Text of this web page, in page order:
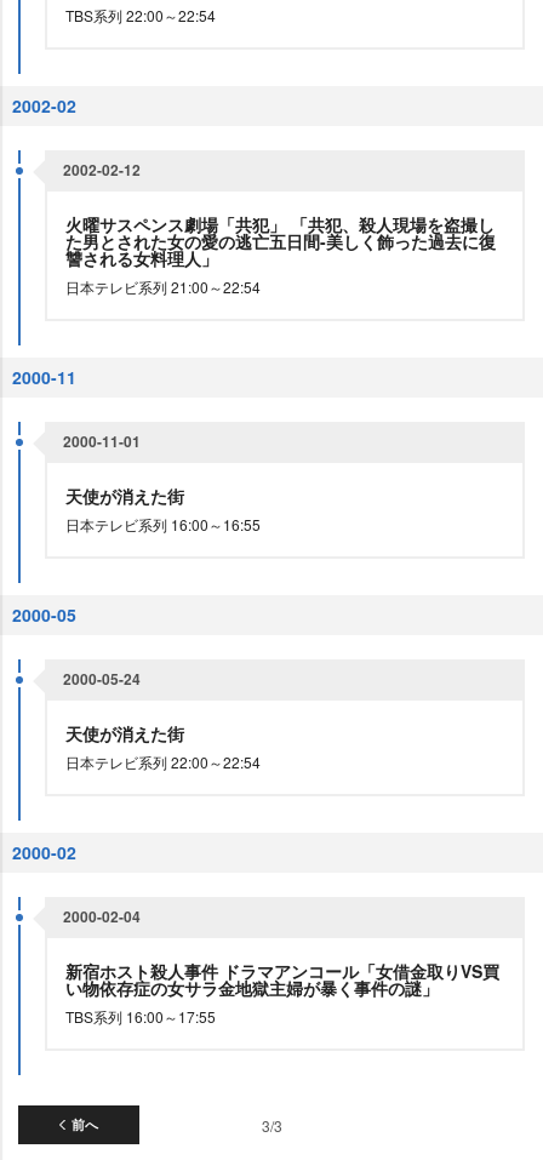
TBS系列 22:00～22:54
2002-02
2002-02-12
火曜サスペンス劇場「共犯」 「共犯、殺人現場を盗撮し
た男とされた女の愛の逃亡五日間-美しく飾った過去に復
讐される女料理人」
日本テレビ系列 21:00～22:54
2000-11
2000-11-01
天使が消えた街
日本テレビ系列 16:00～16:55
2000-05
2000-05-24
天使が消えた街
日本テレビ系列 22:00～22:54
2000-02
2000-02-04
新宿ホスト殺人事件 ドラマアンコール「女借金取りVS買
い物依存症の女サラ金地獄主婦が暴く事件の謎」
TBS系列 16:00～17:55
前へ 3/3